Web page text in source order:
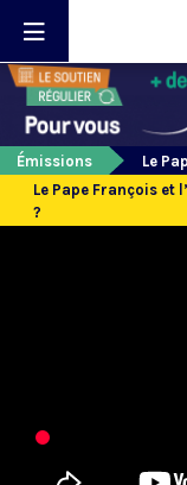
Émissions
Le
Le Pape François et
?